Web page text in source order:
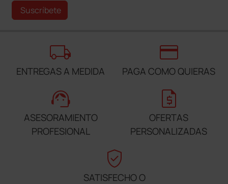
Suscríbete
local_shipping
ENTREGAS A MEDIDA
credit_card
PAGA COMO QUIERAS
support_agent
ASESORAMIENTO
PROFESIONAL
request_quote
OFERTAS
PERSONALIZADAS
verified_user
SATISFECHO O